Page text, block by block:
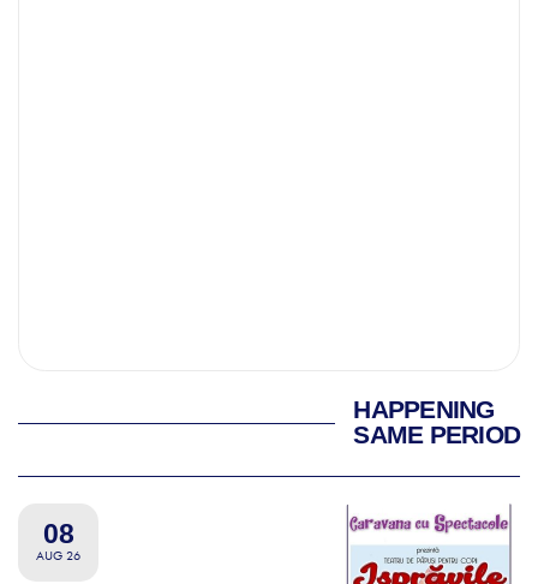
HAPPENING
SAME PERIOD
08
AUG 26